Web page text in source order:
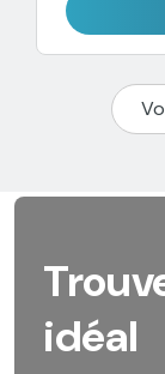
idéal